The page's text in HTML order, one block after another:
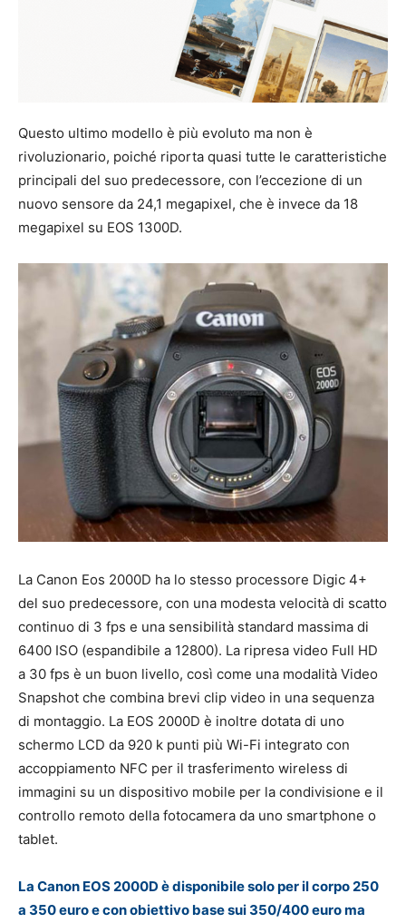
Questo ultimo modello è più evoluto ma non è
rivoluzionario, poiché riporta quasi tutte le caratteristiche
principali del suo predecessore, con l’eccezione di un
nuovo sensore da 24,1 megapixel, che è invece da 18
megapixel su EOS 1300D.
La Canon Eos 2000D ha lo stesso processore Digic 4+
del suo predecessore, con una modesta velocità di scatto
continuo di 3 fps e una sensibilità standard massima di
6400 ISO (espandibile a 12800). La ripresa video Full HD
a 30 fps è un buon livello, così come una modalità Video
Snapshot che combina brevi clip video in una sequenza
di montaggio. La EOS 2000D è inoltre dotata di uno
schermo LCD da 920 k punti più Wi-Fi integrato con
accoppiamento NFC per il trasferimento wireless di
immagini su un dispositivo mobile per la condivisione e il
controllo remoto della fotocamera da uno smartphone o
tablet.
La Canon EOS 2000D è disponibile solo per il corpo 250
a 350 euro e con obiettivo base sui 350/400 euro ma